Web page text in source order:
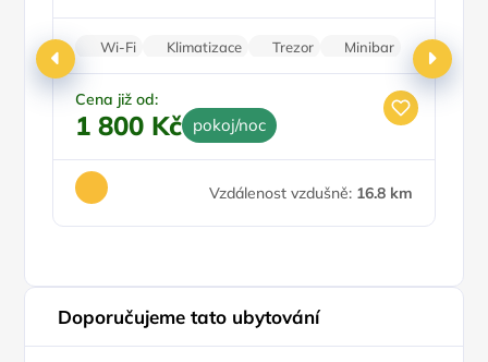
Wi-Fi Klimatizace Trezor
Minibar
Parkování zdarma
Cena již od:
1 800 Kč pokoj/noc
Vzdálenost vzdušně: 16.8 km
Doporučujeme tato ubytování